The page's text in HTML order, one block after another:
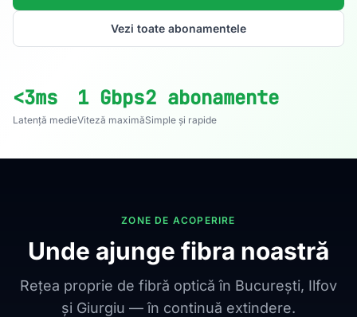
Vezi toate abonamentele
<3ms
Latență medie
1 Gbps
Viteză maximă
2 abonamente
Simple și rapide
ZONE DE ACOPERIRE
Unde ajunge fibra noastră
Rețea proprie de fibră optică în București, Ilfov
și Giurgiu — în continuă extindere.